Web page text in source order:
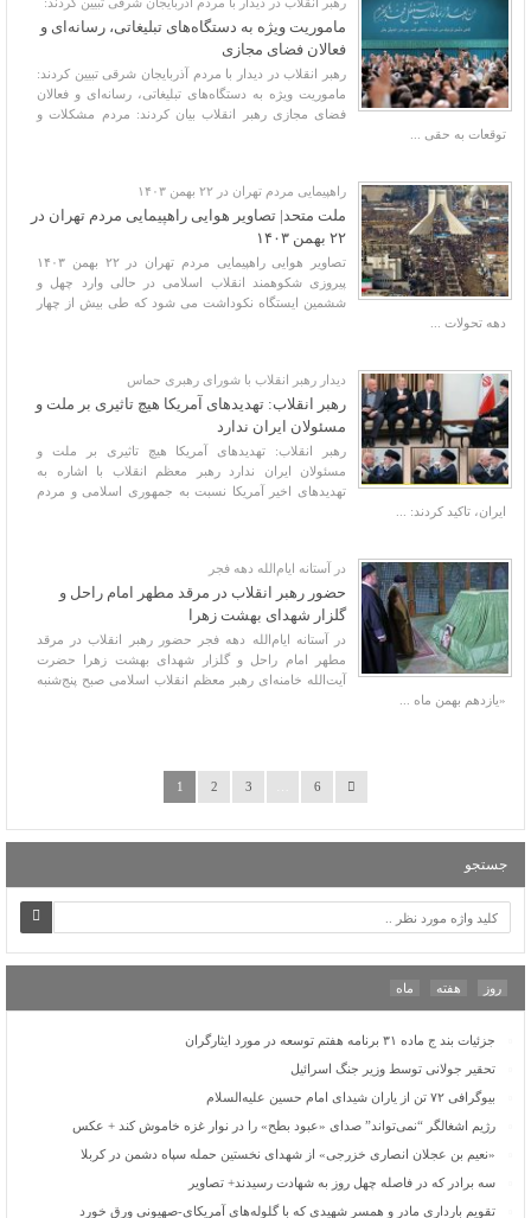
ماموریت ویژه به دستگاه‌های تبلیغاتی، رسانه‌ای و
فعالان فضای مجازی
رهبر انقلاب در دیدار با مردم آذربایجان شرقی تبیین کردند:
ماموریت ویژه به دستگاه‌های تبلیغاتی، رسانه‌ای و فعالان
فضای مجازی رهبر انقلاب بیان کردند: مردم مشکلات و
توقعات به حقی ...
راهپیمایی مردم تهران در ۲۲ بهمن ۱۴۰۳
ملت متحد| تصاویر هوایی راهپیمایی مردم تهران در
۲۲ بهمن ۱۴۰۳
تصاویر هوایی راهپیمایی مردم تهران در ۲۲ بهمن ۱۴۰۳
پیروزی شکوهمند انقلاب اسلامی در حالی وارد چهل و
ششمین ایستگاه نکوداشت می شود که طی بیش از چهار
دهه تحولات ...
دیدار رهبر انقلاب با شورای رهبری حماس
رهبر انقلاب: تهدیدهای آمریکا هیچ تاثیری بر ملت و
مسئولان ایران ندارد
رهبر انقلاب: تهدیدهای آمریکا هیچ تاثیری بر ملت و
مسئولان ایران ندارد رهبر معظم انقلاب با اشاره به
تهدیدهای اخیر آمریکا نسبت به جمهوری اسلامی و مردم
ایران، تاکید کردند: ...
در آستانه ایام‌الله دهه فجر
حضور رهبر انقلاب در مرقد مطهر امام راحل و
گلزار شهدای بهشت زهرا
در آستانه ایام‌الله دهه فجر حضور رهبر انقلاب در مرقد
مطهر امام راحل و گلزار شهدای بهشت زهرا حضرت
آیت‌الله خامنه‌ای رهبر معظم انقلاب اسلامی صبح پنج‌شنبه
«یازدهم بهمن ماه ...
1 2 3 6
جستجو
روز هفته ماه
«نعیم بن عجلان انصاری خزرجی» از شهدای نخستین حمله سپاه دشمن در کربلا
سه برادر که در فاصله چهل روز به شهادت رسیدند+ تصاویر
تقویم بارداری مادر و همسر شهیدی که با گلوله‌های آمریکای-صهیونی ورق خورد
تصاویر شهدای مظلوم فلسطینی «کودکان و زنان» غزه
یعنی چه؟
پاسخ جنبش انصارالله به تهدید اسرائیل کاتس: «اجازه نمی‌دهیم جنایتکار ما را تهدید کند»
جزئیات بند ج ماده ۳۱ برنامه هفتم توسعه در مورد ایثارگران
تحقیر جولانی توسط وزیر جنگ اسرائیل
بیوگرافی ۷۲ تن از یاران شیدای امام حسین علیه‌السلام
رژیم اشغالگر “نمی‌تواند” صدای «عبود بطح» را در نوار غزه خاموش کند + عکس
«نعیم بن عجلان انصاری خزرجی» از شهدای نخستین حمله سپاه دشمن در کربلا
سه برادر که در فاصله چهل روز به شهادت رسیدند+ تصاویر
تقویم بارداری مادر و همسر شهیدی که با گلوله‌های آمریکای-صهیونی ورق خورد